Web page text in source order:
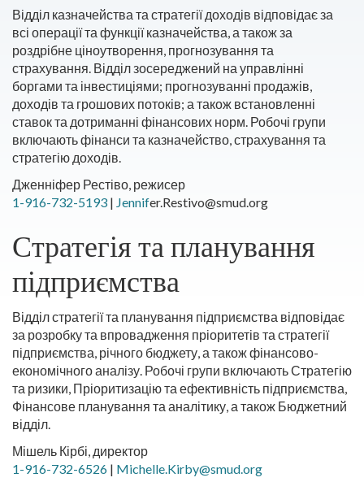
Відділ казначейства та стратегії доходів відповідає за
всі операції та функції казначейства, а також за
роздрібне ціноутворення, прогнозування та
страхування. Відділ зосереджений на управлінні
боргами та інвестиціями; прогнозуванні продажів,
доходів та грошових потоків; а також встановленні
ставок та дотриманні фінансових норм. Робочі групи
включають фінанси та казначейство, страхування та
стратегію доходів.
Дженніфер Рестіво, режисер
1-916-732-5193 | Jennifer.Restivo@smud.org
Стратегія та планування
підприємства
Відділ стратегії та планування підприємства відповідає
за розробку та впровадження пріоритетів та стратегії
підприємства, річного бюджету, а також фінансово-
економічного аналізу. Робочі групи включають Стратегію
та ризики, Пріоритизацію та ефективність підприємства,
Фінансове планування та аналітику, а також Бюджетний
відділ.
Мішель Кірбі, директор
1-916-732-6526 | Michelle.Kirby@smud.org